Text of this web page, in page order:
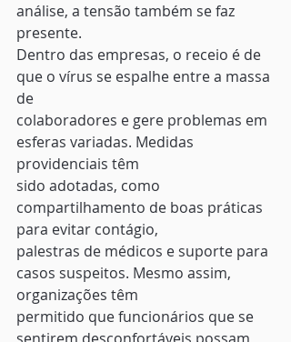
análise, a tensão também se faz
presente.
Dentro das empresas, o receio é de
que o vírus se espalhe entre a massa
de
colaboradores e gere problemas em
esferas variadas. Medidas
providenciais têm
sido adotadas, como
compartilhamento de boas práticas
para evitar contágio,
palestras de médicos e suporte para
casos suspeitos. Mesmo assim,
organizações têm
permitido que funcionários que se